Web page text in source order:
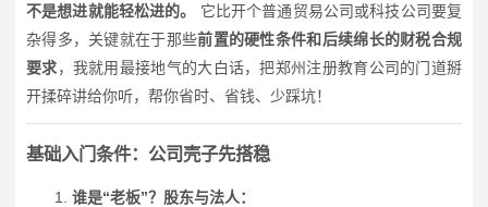
不是想进就能轻松进的。
它比开个普通贸易公司或科技公司要复
杂得多，关键就在于那些前置的硬性条件和后续绵长的财税合规
要求，我就用最接地气的大白话，把郑州注册教育公司的门道掰
开揉碎讲给你听，帮你省时、省钱、少踩坑！
基础入门条件：公司壳子先搭稳
谁是“老板”？股东与法人：